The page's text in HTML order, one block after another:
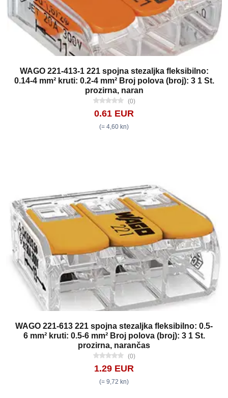
WAGO 221-413-1 221 spojna stezaljka fleksibilno:
0.14-4 mm² kruti: 0.2-4 mm² Broj polova (broj): 3 1 St.
prozirna, naran
(0)
0.61 EUR
(= 4,60 kn)
WAGO 221-613 221 spojna stezaljka fleksibilno: 0.5-
6 mm² kruti: 0.5-6 mm² Broj polova (broj): 3 1 St.
prozirna, narančas
(0)
1.29 EUR
(= 9,72 kn)